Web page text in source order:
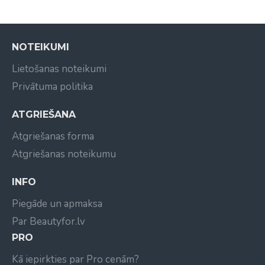
NOTEIKUMI
Lietošanas noteikumi
Privātuma politika
ATGRIEŠANA
Atgriešanas forma
Atgriešanas noteikumu
INFO
Piegāde un apmaksa
Par Beautyfor.lv
PRO
Kā iepirkties par Pro cenām?